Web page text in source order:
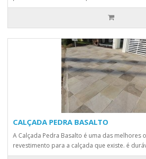
CALÇADA PEDRA BASALTO
A Calçada Pedra Basalto é uma das melhores
revestimento para a calçada que existe. é